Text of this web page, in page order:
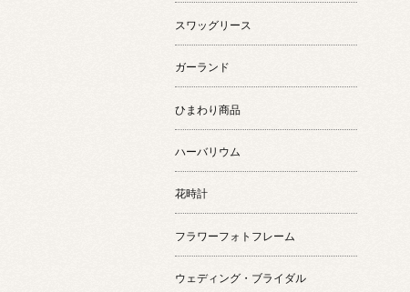
スワッグリース
ガーランド
ひまわり商品
ハーバリウム
花時計
フラワーフォトフレーム
ウェディング・ブライダル